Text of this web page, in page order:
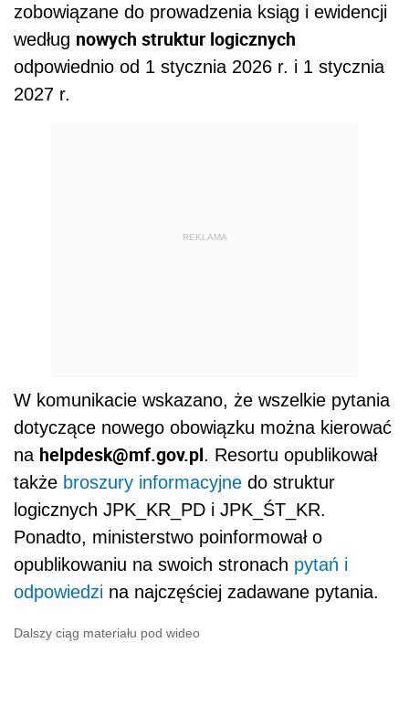
zobowiązane do prowadzenia ksiąg i ewidencji
według nowych struktur logicznych
odpowiednio od 1 stycznia 2026 r. i 1 stycznia
2027 r.
REKLAMA
W komunikacie wskazano, że wszelkie pytania
dotyczące nowego obowiązku można kierować
na helpdesk@mf.gov.pl. Resortu opublikował
także broszury informacyjne do struktur
logicznych JPK_KR_PD i JPK_ŚT_KR.
Ponadto, ministerstwo poinformował o
opublikowaniu na swoich stronach pytań i
odpowiedzi na najczęściej zadawane pytania.
Dalszy ciąg materiału pod wideo